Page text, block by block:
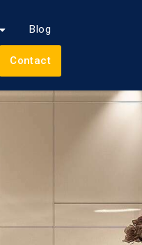
Blog
Contact